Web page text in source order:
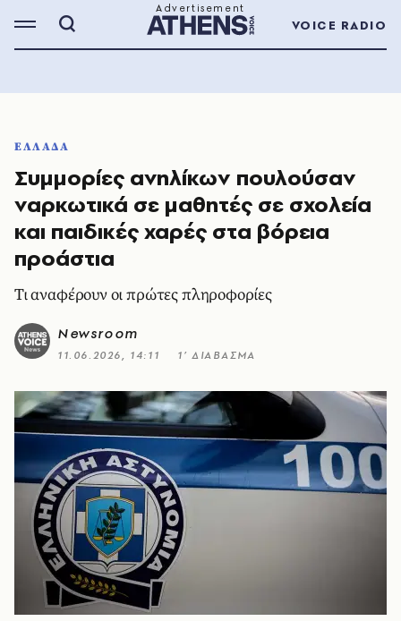
VOICE RADIO
ΕΛΛΑΔΑ
Συμμορίες ανηλίκων πουλούσαν
ναρκωτικά σε μαθητές σε σχολεία
και παιδικές χαρές στα βόρεια
προάστια
Τι αναφέρουν οι πρώτες πληροφορίες
Newsroom
11.06.2026, 14:11 1’ ΔΙΑΒΑΣΜΑ